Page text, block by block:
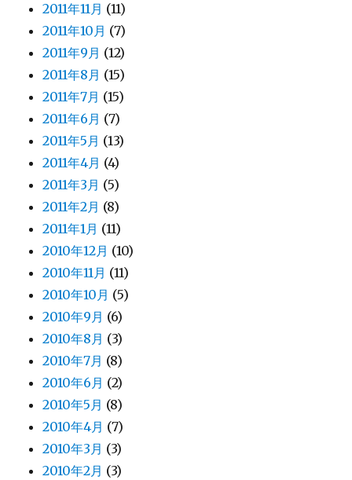
2011年11月 (11)
2011年10月 (7)
2011年9月 (12)
2011年8月 (15)
2011年7月 (15)
2011年6月 (7)
2011年5月 (13)
2011年4月 (4)
2011年3月 (5)
2011年2月 (8)
2011年1月 (11)
2010年12月 (10)
2010年11月 (11)
2010年10月 (5)
2010年9月 (6)
2010年8月 (3)
2010年7月 (8)
2010年6月 (2)
2010年5月 (8)
2010年4月 (7)
2010年3月 (3)
2010年2月 (3)